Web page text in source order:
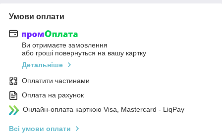
Умови оплати
Ви отримаєте замовлення
або гроші повернуться на вашу картку
Детальніше
Оплатити частинами
Оплата на рахунок
Онлайн-оплата карткою Visa, Mastercard - LiqPay
Всі умови оплати